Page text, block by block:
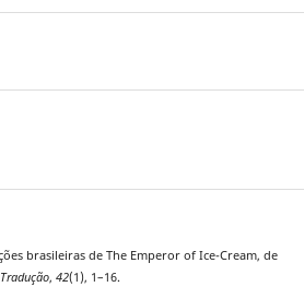
brasileiras de The Emperor of Ice-Cream, de
, 42(1), 1–16.